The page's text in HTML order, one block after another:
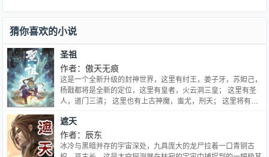
猜你喜欢的小说
圣祖
作者：傲天无痕
这是一个全新升级的封神世界，这里有纣王，姜子牙，苏妲己，
杨戬都将是全新的定位，这里有皇者，火云洞三皇； 这里有圣
人，道门三清； 这里也有上古神魔，蚩尤，刑天； 这里将有一
时代！
遮天
作者：辰东
冰冷与黑暗并存的宇宙深处，九具庞大的龙尸拉着一口青铜古